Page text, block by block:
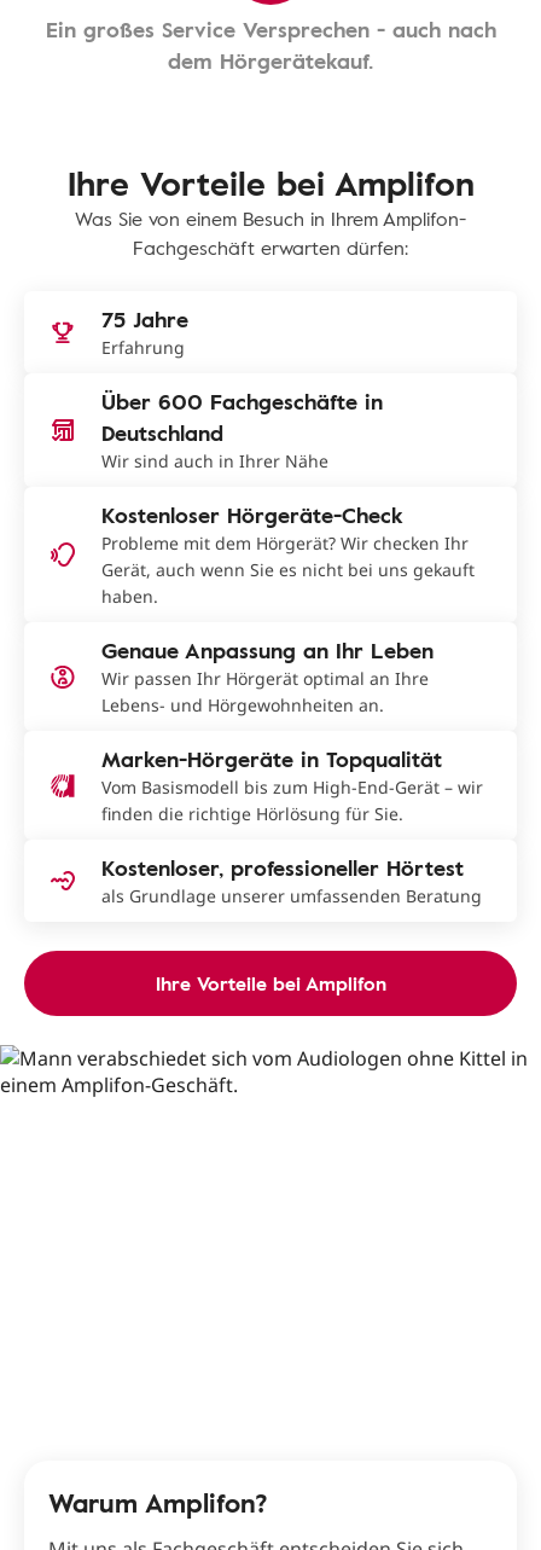
Ein großes Service Versprechen - auch nach
dem Hörgerätekauf.
Ihre Vorteile bei Amplifon
Was Sie von einem Besuch in Ihrem Amplifon-
Fachgeschäft erwarten dürfen:
75 Jahre
Erfahrung
Über 600 Fachgeschäfte in
Deutschland
Wir sind auch in Ihrer Nähe
Kostenloser Hörgeräte-Check
Probleme mit dem Hörgerät? Wir checken Ihr
Gerät, auch wenn Sie es nicht bei uns gekauft
haben.
Genaue Anpassung an Ihr Leben
Wir passen Ihr Hörgerät optimal an Ihre
Lebens- und Hörgewohnheiten an.
Marken-Hörgeräte in Topqualität
Vom Basismodell bis zum High-End-Gerät – wir
finden die richtige Hörlösung für Sie.
Kostenloser, professioneller Hörtest
als Grundlage unserer umfassenden Beratung
Ihre Vorteile bei Amplifon
Warum Amplifon?